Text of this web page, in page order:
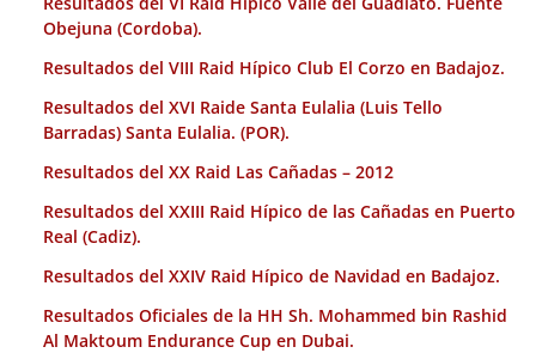
Obejuna (Cordoba).
Resultados del VIII Raid Hípico Club El Corzo en Badajoz.
Resultados del XVI Raide Santa Eulalia (Luis Tello
Barradas) Santa Eulalia. (POR).
Resultados del XX Raid Las Cañadas – 2012
Resultados del XXIII Raid Hípico de las Cañadas en Puerto
Real (Cadiz).
Resultados del XXIV Raid Hípico de Navidad en Badajoz.
Resultados Oficiales de la HH Sh. Mohammed bin Rashid
Al Maktoum Endurance Cup en Dubai.